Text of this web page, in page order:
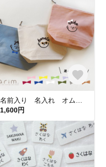
1,600円